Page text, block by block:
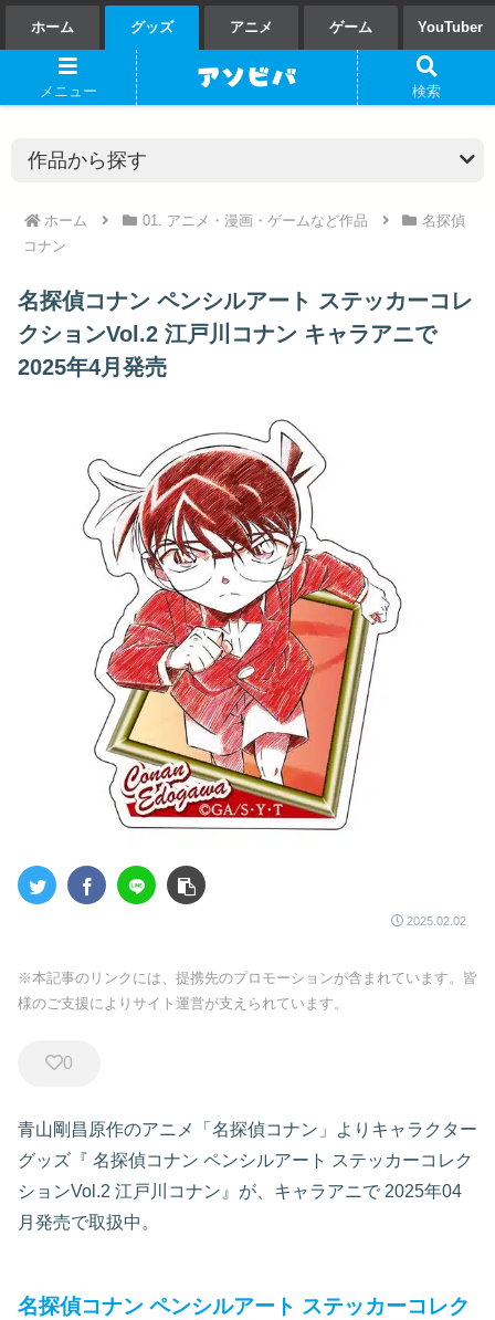
ホーム グッズ アニメ ゲーム YouTuber
ホーム 01. アニメ・漫画・ゲームなど作品
名探偵
コナン
名探偵コナン ペンシルアート ステッカーコレ
クションVol.2 江戸川コナン キャラアニで
2025年4月発売
2025.02.02
※本記事のリンクには、提携先のプロモーションが含まれています。皆
様のご支援によりサイト運営が支えられています。
0
青山剛昌原作のアニメ「名探偵コナン」よりキャラクター
グッズ『 名探偵コナン ペンシルアート ステッカーコレク
ションVol.2 江戸川コナン』が、キャラアニで 2025年04
月発売で取扱中。
名探偵コナン ペンシルアート ステッカーコレク
メニュー 検索